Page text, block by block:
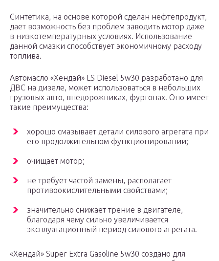
Синтетика, на основе которой сделан нефтепродукт,
дает возможность без проблем заводить мотор даже
в низкотемпературных условиях. Использование
данной смазки способствует экономичному расходу
топлива.
Автомасло «Хендай» LS Diesel 5w30 разработано для
ДВС на дизеле, может использоваться в небольших
грузовых авто, внедорожниках, фургонах. Оно имеет
такие преимущества:
хорошо смазывает детали силового агрегата при
его продолжительном функционировании;
очищает мотор;
не требует частой замены, располагает
противоокислительными свойствами;
значительно снижает трение в двигателе,
благодаря чему сильно увеличивается
эксплуатационный период силового агрегата.
«Хендай» Super Extra Gasoline 5w30 создано для